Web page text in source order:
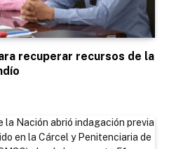
recuperar recursos de la